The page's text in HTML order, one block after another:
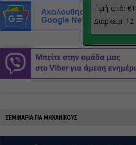
ΣΕΜΙΝΑΡΙΑ ΓΙΑ ΜΗΧΑΝΙΚΟΥΣ
Τιμή από:
Διάρκεια:
Τιμή από: